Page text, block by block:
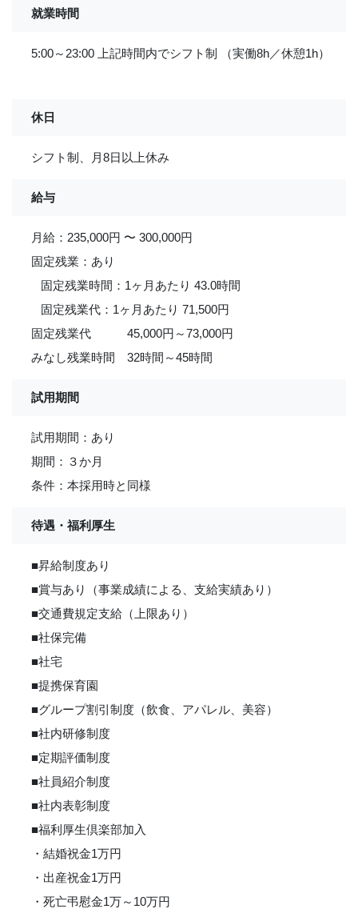
就業時間
5:00～23:00 上記時間内でシフト制 （実働8h／休憩1h）
休日
シフト制、月8日以上休み
給与
月給：235,000円 〜 300,000円
固定残業：あり
固定残業時間：1ヶ月あたり 43.0時間
固定残業代：1ヶ月あたり 71,500円
固定残業代 45,000円～73,000円
みなし残業時間 32時間～45時間
試用期間
試用期間：あり
期間：３か月
条件：本採用時と同様
待遇・福利厚生
■昇給制度あり
■賞与あり（事業成績による、支給実績あり）
■交通費規定支給（上限あり）
■社保完備
■社宅
■提携保育園
■グループ割引制度（飲食、アパレル、美容）
■社内研修制度
■定期評価制度
■社員紹介制度
■社内表彰制度
■福利厚生倶楽部加入
・結婚祝金1万円
・出産祝金1万円
・死亡弔慰金1万～10万円